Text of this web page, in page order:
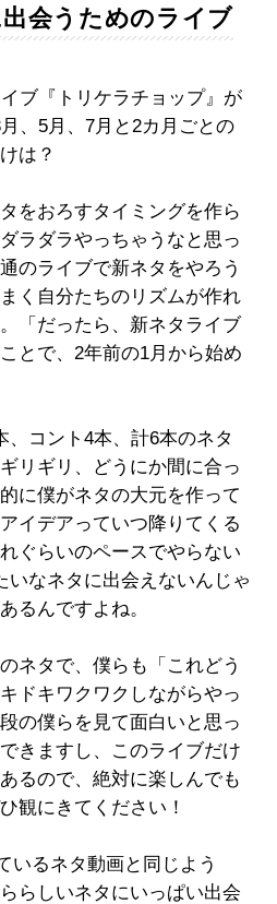
出会うためのライブ
ブ『トリケラチョップ』が
、5月、7月と2カ月ごとの
は？
をおろすタイミングを作ら
ラダラやっちゃうなと思っ
のライブで新ネタをやろう
く自分たちのリズムが作れ
「だったら、新ネタライブ
とで、2年前の1月から始め
、コント4本、計6本のネタ
リギリ、どうにか間に合っ
に僕がネタの大元を作って
イデアっていつ降りてくる
ぐらいのペースでやらない
いなネタに出会えないんじゃ
るんですよね。
ネタで、僕らも「これどう
ドキワクワクしながらやっ
の僕らを見て面白いと思っ
きますし、このライブだけ
るので、絶対に楽しんでも
観にきてください！
いるネタ動画と同じよう
らしいネタにいっぱい出会